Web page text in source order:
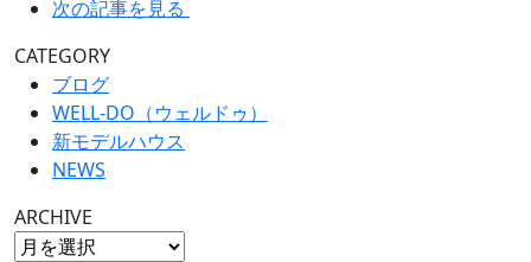
次の記事を見る
CATEGORY
ブログ
WELL-DO（ウェルドゥ）
新モデルハウス
NEWS
ARCHIVE